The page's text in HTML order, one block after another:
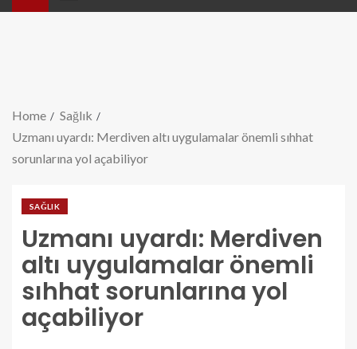
Home
Sağlık
Uzmanı uyardı: Merdiven altı uygulamalar önemli sıhhat
sorunlarına yol açabiliyor
SAĞLIK
Uzmanı uyardı: Merdiven
altı uygulamalar önemli
sıhhat sorunlarına yol
açabiliyor